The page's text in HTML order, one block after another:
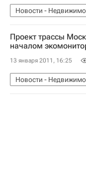
Новости -
Коммерческая
Проект трассы
началом
13 января 2011, 16:25
Новости -